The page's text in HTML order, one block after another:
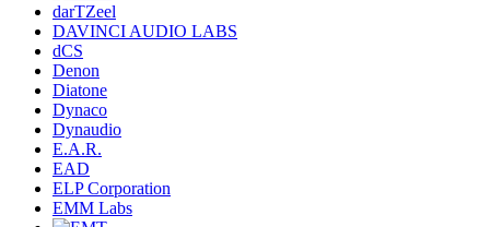
darTZeel
DAVINCI AUDIO LABS
dCS
Denon
Diatone
Dynaco
Dynaudio
E.A.R.
EAD
ELP Corporation
EMM Labs